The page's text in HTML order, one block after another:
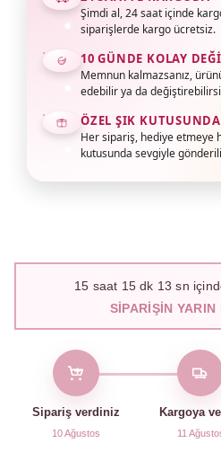
Şimdi al, 24 saat içinde
siparişlerde kargo ücretsiz.
10 GÜNDE KOLAY
Memnun kalmazsanız,
edebilir ya da
ÖZEL ŞIK KUTUSUNDA
Her sipariş, hediye etmeye
kutusunda sevgiyle
15 saat 15dk 12 sn
SIPARIŞIN
Sipariş verdiniz
10 Ağustos
Kargoya
11